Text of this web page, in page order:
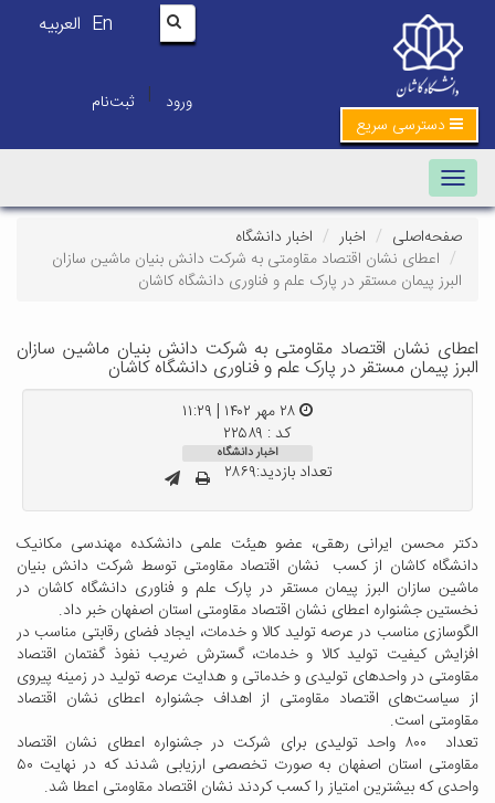
En العربیه
ورود | ثبت‌نام
دسترسی سریع
Toggle navigation
صفحه‌اصلی اخبار
اخبار دانشگاه
اعطای نشان اقتصاد مقاومتی به شرکت دانش بنیان ماشین سازان
البرز پیمان مستقر در پارک علم و فناوری دانشگاه کاشان
اعطای نشان اقتصاد مقاومتی به شرکت دانش بنیان ماشین سازان
البرز پیمان مستقر در پارک علم و فناوری دانشگاه کاشان
کد : ۲۲۵۸۹
اخبار دانشگاه
تعداد بازدید:۲۸۶۹
دکتر محسن ایرانی رهقی، عضو هیئت علمی دانشکده مهندسی مکانیک
دانشگاه کاشان از کسب نشان اقتصاد مقاومتی توسط شرکت دانش بنیان
ماشین سازان البرز پیمان مستقر در پارک علم و فناوری دانشگاه کاشان در
نخستین جشنواره اعطای نشان اقتصاد مقاومتی استان اصفهان خبر داد.
الگوسازی مناسب در عرصه تولید کالا و خدمات، ایجاد فضای رقابتی مناسب در
افزایش کیفیت تولید کالا و خدمات، گسترش ضریب نفوذ گفتمان اقتصاد
مقاومتی در واحدهای تولیدی و خدماتی و هدایت عرصه تولید در زمینه پیروی
از سیاست‌های اقتصاد مقاومتی از اهداف جشنواره اعطای نشان اقتصاد
مقاومتی است.
تعداد ۸۰۰ واحد تولیدی برای شرکت در جشنواره اعطای نشان اقتصاد
مقاومتی استان اصفهان به صورت تخصصی ارزیابی شدند که در نهایت ۵۰
واحدی که بیشترین امتیاز را کسب کردند نشان اقتصاد مقاومتی اعطا شد.